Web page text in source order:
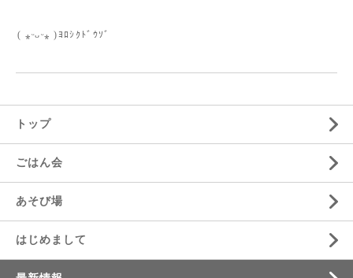
( ⁎ᵕᴗᵕ⁎ )ﾖﾛｼｸﾄﾞｳｿﾞ
トップ
ごはん会
あそび場
はじめまして